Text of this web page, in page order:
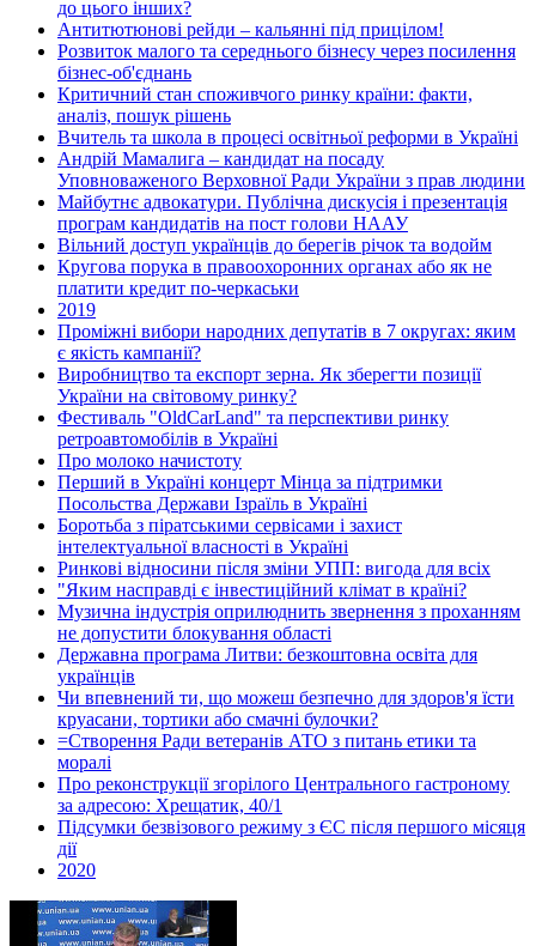
до цього інших?
Антитютюнові рейди – кальянні під прицілом!
Розвиток малого та середнього бізнесу через посилення
бізнес-об'єднань
Критичний стан споживчого ринку країни: факти,
аналіз, пошук рішень
Вчитель та школа в процесі освітньої реформи в Україні
Андрій Мамалига – кандидат на посаду
Уповноваженого Верховної Ради України з прав людини
Майбутнє адвокатури. Публічна дискусія і презентація
програм кандидатів на пост голови НААУ
Вільний доступ українців до берегів річок та водойм
Кругова порука в правоохоронних органах або як не
платити кредит по-черкаськи
2019
Проміжні вибори народних депутатів в 7 округах: яким
є якість кампанії?
Виробництво та експорт зерна. Як зберегти позиції
України на світовому ринку?
Фестиваль "OldCarLand" та перспективи ринку
ретроавтомобілів в Україні
Про молоко начистоту
Перший в Україні концерт Мінца за підтримки
Посольства Держави Ізраїль в Україні
Боротьба з піратськими сервісами і захист
інтелектуальної власності в Україні
Ринкові відносини після зміни УПП: вигода для всіх
"Яким насправді є інвестиційний клімат в країні?
Музична індустрія оприлюднить звернення з проханням
не допустити блокування області
Державна програма Литви: безкоштовна освіта для
українців
Чи впевнений ти, що можеш безпечно для здоров'я їсти
круасани, тортики або смачні булочки?
=Створення Ради ветеранів АТО з питань етики та
моралі
Про реконструкції згорілого Центрального гастроному
за адресою: Хрещатик, 40/1
Підсумки безвізового режиму з ЄС після першого місяця
дії
2020